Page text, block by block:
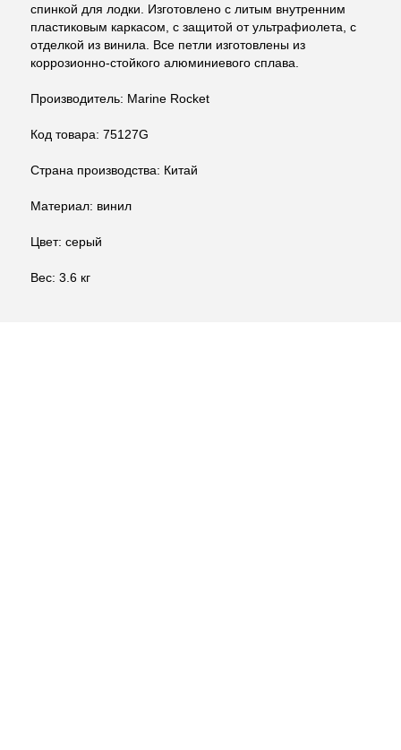
спинкой для лодки. Изготовлено с литым внутренним
пластиковым каркасом, с защитой от ультрафиолета, с
отделкой из винила. Все петли изготовлены из
коррозионно-стойкого алюминиевого сплава.
Производитель: Marine Rocket
Код товара: 75127G
Страна производства: Китай
Материал: винил
Цвет: серый
Вес: 3.6 кг